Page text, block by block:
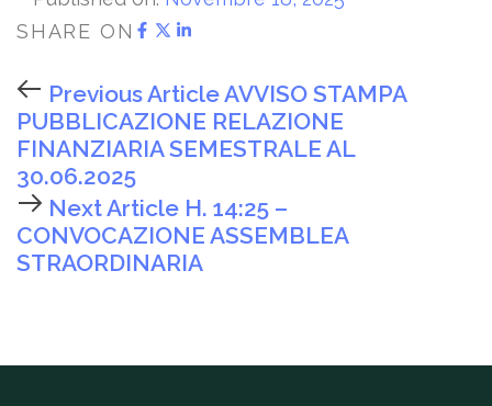
SHARE ON
Previous ArticleAVVISO STAMPA
PUBBLICAZIONE RELAZIONE
FINANZIARIA SEMESTRALE AL
30.06.2025
Next Article H. 14:25 –
CONVOCAZIONE ASSEMBLEA
STRAORDINARIA